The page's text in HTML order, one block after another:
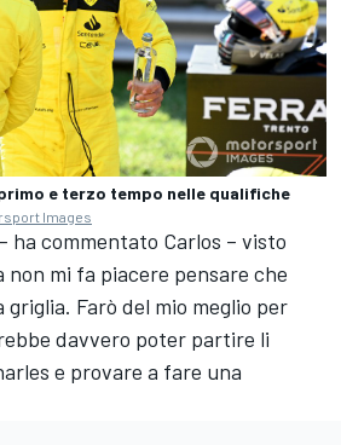
e terzo tempo nelle qualifiche
Images
ha commentato Carlos – visto
non mi fa piacere pensare che
Farò del mio meglio per
davvero poter partire li
e provare a fare una